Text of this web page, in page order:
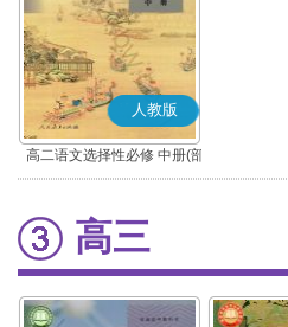
人教版
高二语文选择性必修 中册(部
编版)
高三